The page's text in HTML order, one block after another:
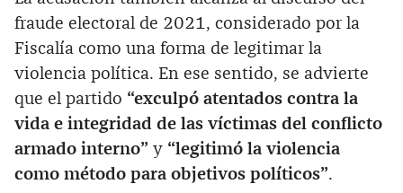
fraude electoral de 2021, considerado por la
Fiscalía como una forma de legitimar la
violencia política. En ese sentido, se advierte
que el partido “exculpó atentados contra la
vida e integridad de las víctimas del conflicto
armado interno” y “legitimó la violencia
como método para objetivos políticos”.